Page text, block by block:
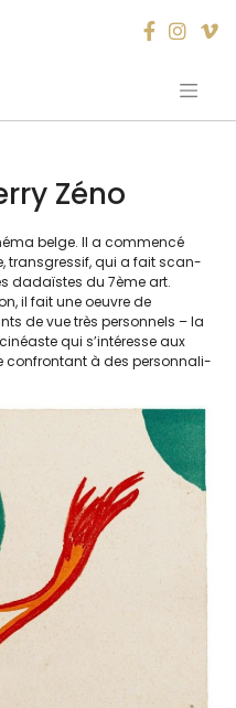
Zéno
belge. Il a com­men­cé
trans­gres­sif, qui a fait scan­
dadaïstes du 7ème art.
il fait une oeuvre de
de vue très per­son­nels – la
qui s’intéresse aux
confron­tant à des per­son­na­li­